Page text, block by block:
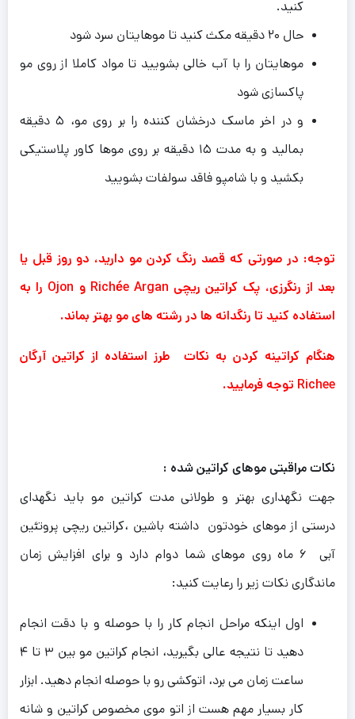
کنید.
حال ۲۰ دقیقه مکث کنید تا موهایتان سرد شود
موهایتان را با آب خالی بشویید تا مواد کاملا از روی مو
پاکسازی شود
و در اخر ماسک درخشان کننده را بر روی مو، ۵ دقیقه
بمالید و به مدت ۱۵ دقیقه بر روی موها کاور پلاستیکی
بکشید و با شامپو فاقد سولفات بشویید
توجه: در صورتی که قصد رنگ کردن مو دارید، دو روز قبل یا
بعد از رنگرزی، پک کراتین ریچی Richée Argan و Ojon را به
استفاده کنید تا رنگدانه ها در رشته های مو بهتر بماند.
هنگام کراتینه کردن به نکات طرز استفاده از کراتین آرگان
Richee توجه فرمایید.
نکات مراقبتی موهای کراتین شده :
جهت نگهداری بهتر و طولانی مدت کراتین مو باید نگهدای
درستی از موهای خودتون داشته باشین ،کراتین ریچی پروتئین
آبی ۶ ماه روی موهای شما دوام دارد و برای افزایش زمان
ماندگاری نکات زیر را رعایت کنید:
اول اینکه مراحل انجام کار را با حوصله و با دقت انجام
دهید تا نتیجه عالی بگیرید، انجام کراتین مو بین ٣ تا ۴
ساعت زمان می برد، اتوکشی رو با حوصله انجام دهید. ابزار
کار بسیار مهم هست از اتو موی مخصوص کراتین و شانه